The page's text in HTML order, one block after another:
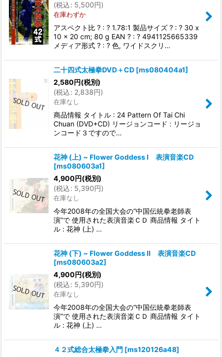
(税込: 5,500円)
在庫わずか
アスペクト比 ? : ? 1.78:1 製品サイズ ? : ? 30 x
10 x 20 cm; 80 g EAN ? : ? 4941125665339
メディア形式 ? : ? 色, ワイドスクリ…
二十四式太極拳DVD＋CD [ms080404a1]
2,580円(税別)
(税込: 2,838円)
在庫なし
商品情報 タイトル : 24 Pattern Of Tai Chi
Chuan (DVD+CD) リージョンコード : リージョ
ンコード３ですので…
花神 (上) ~ Flower Goddess I 表演音楽CD
[ms080603a1]
4,900円(税別)
(税込: 5,390円)
在庫なし
今年2008年の全国大会の“中国伝統拳老師表
演”で 使用された表演音楽ＣＤ 商品情報 タイト
ル : 花神 (上) …
花神 (下) ~ Flower Goddess II 表演音楽CD
[ms080603a2]
4,900円(税別)
(税込: 5,390円)
在庫なし
今年2008年の全国大会の“中国伝統拳老師表
演”で 使用された表演音楽ＣＤ 商品情報 タイト
ル : 花神 (上) …
４２式総合太極拳入門 [ms120126a48]